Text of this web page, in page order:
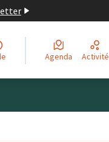
Agenda Activité